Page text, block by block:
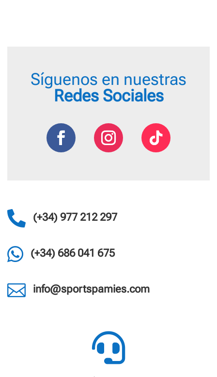
Síguenos en nuestras
Redes Sociales
 (+34) 977 212 297
 (+34) 686 041 675
 info@sportspamies.com
